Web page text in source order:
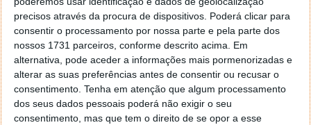
precisos através da procura de dispositivos. Poderá clicar para
consentir o processamento por nossa parte e pela parte dos
nossos 1731 parceiros, conforme descrito acima. Em
alternativa, pode aceder a informações mais pormenorizadas e
alterar as suas preferências antes de consentir ou recusar o
consentimento. Tenha em atenção que algum processamento
dos seus dados pessoais poderá não exigir o seu
consentimento, mas que tem o direito de se opor a esse
NÃO instale.
Recomendamos que faça backup dos seus
dados mais importantes através de um serviço
de nuvem, faça um backup completo através
do OnePlus Switch e transfira-o para um
computador ou USB para uma segurança
redobrada.